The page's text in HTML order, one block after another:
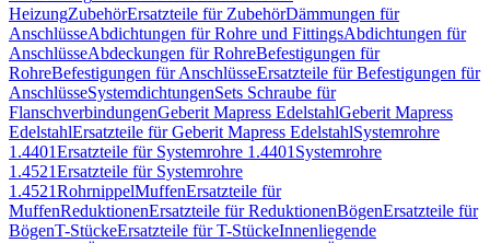
HeizungZubehörErsatzteile für ZubehörDämmungen für
AnschlüsseAbdichtungen für Rohre und FittingsAbdichtungen für
AnschlüsseAbdeckungen für RohreBefestigungen für
RohreBefestigungen für AnschlüsseErsatzteile für Befestigungen für
AnschlüsseSystemdichtungenSets Schraube für
FlanschverbindungenGeberit Mapress EdelstahlGeberit Mapress
EdelstahlErsatzteile für Geberit Mapress EdelstahlSystemrohre
1.4401Ersatzteile für Systemrohre 1.4401 Systemrohre
1.4521Ersatzteile für Systemrohre
1.4521RohrnippelMuffenErsatzteile für
MuffenReduktionenErsatzteile für ReduktionenBögenErsatzteile für
BögenT-StückeErsatzteile für T-StückeInnenliegende